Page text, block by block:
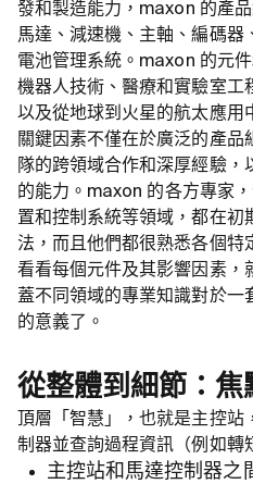
發和製造能力，maxon 的產
馬達、減速機、主軸、編碼器
電池管理系統。maxon 的元
機器人技術、醫療和實驗室工
以及從地球到火星的航太應用
關鍵因素不僅在於廣泛的產品
隊的跨領域合作和深厚經驗，
的能力。maxon 的各方專家
置和控制系統等領域，都在初
法，而且他們都很熟悉各個特
看看每個元件及其影響因素，
蓋不同領域的專業知識對於一
的意義了。
從整體到細節：焦
頂層「智慧」，也就是主控
制器並查詢過程資訊（例如轉
主控站和馬達控制器之